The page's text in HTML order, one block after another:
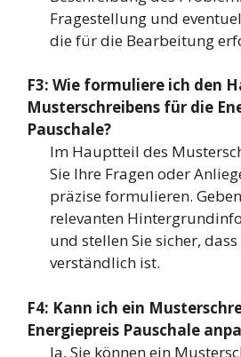
Fragestellung und
die für die Bearbeitung
F3: Wie formuliere ich den
Musterschreibens für die
Pauschale?
Im Hauptteil des
Sie Ihre Fragen oder
präzise formulieren.
relevanten
und stellen Sie sicher,
verständlich ist.
F4: Kann ich ein
Energiepreis Pauschale
Ja, Sie können ein